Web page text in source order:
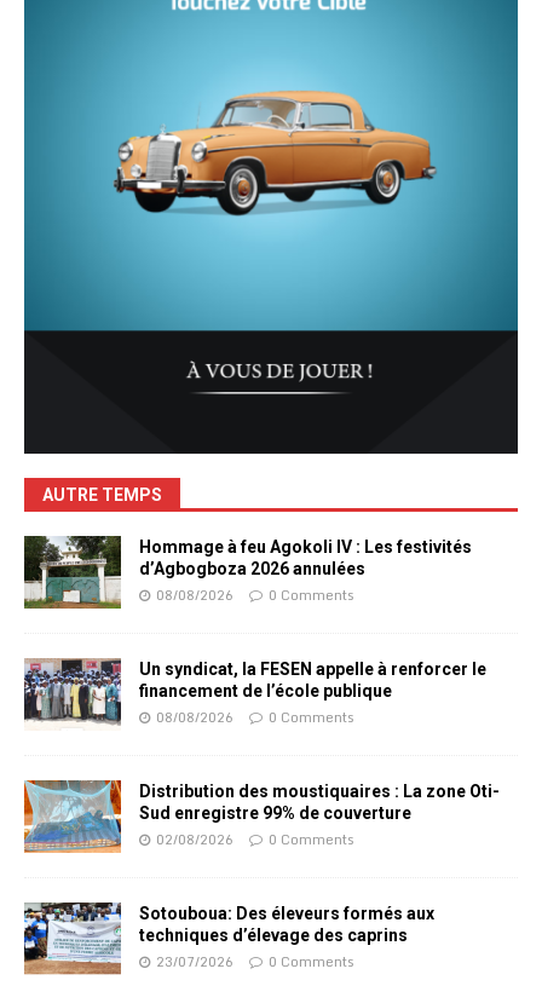
AUTRE TEMPS
Hommage à feu Agokoli IV : Les festivités
d’Agbogboza 2026 annulées
08/08/2026 0 Comments
Un syndicat, la FESEN appelle à renforcer le
financement de l’école publique
08/08/2026 0 Comments
Distribution des moustiquaires : La zone Oti-
Sud enregistre 99% de couverture
02/08/2026 0 Comments
Sotouboua: Des éleveurs formés aux
techniques d’élevage des caprins
23/07/2026 0 Comments